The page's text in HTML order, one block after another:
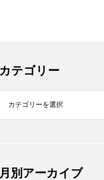
カテゴリー
月別アーカイブ